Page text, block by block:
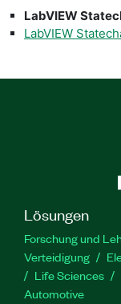
LabVIEW
LabVIEW
Lösungen
Forschung und
Verteidigung
Life Sciences
Automotive